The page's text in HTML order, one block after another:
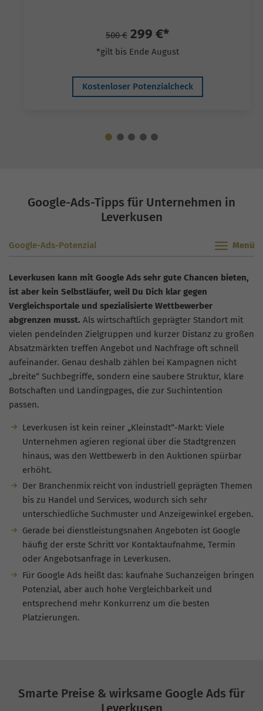
500 € 299 €*
*gilt bis Ende August
Kostenloser Potenzialcheck
Google-Ads-Tipps für Unternehmen in
Leverkusen
Google-Ads-Potenzial
Leverkusen kann mit Google Ads sehr gute Chancen bieten,
ist aber kein Selbstläufer, weil Du Dich klar gegen
Vergleichsportale und spezialisierte Wettbewerber
abgrenzen musst. Als wirtschaftlich geprägter Standort mit
vielen pendelnden Zielgruppen und kurzer Distanz zu großen
Absatzmärkten treffen Angebot und Nachfrage oft schnell
aufeinander. Genau deshalb zählen bei Kampagnen nicht
„breite“ Suchbegriffe, sondern eine saubere Struktur, klare
Botschaften und Landingpages, die zur Suchintention
passen.
Leverkusen ist kein reiner „Kleinstadt“-Markt: Viele
Unternehmen agieren regional über die Stadtgrenzen
hinaus, was den Wettbewerb in den Auktionen spürbar
erhöht.
Der Branchenmix reicht von industriell geprägten Themen
bis zu Handel und Services, wodurch sich sehr
unterschiedliche Suchmuster und Anzeigewinkel ergeben.
Gerade bei dienstleistungsnahen Angeboten ist Google
häufig der erste Schritt vor Kontaktaufnahme, Termin
oder Angebotsanfrage in Leverkusen.
Für Google Ads heißt das: kaufnahe Suchanzeigen bringen
Potenzial, aber auch hohe Vergleichbarkeit und
entsprechend mehr Konkurrenz um die besten
Platzierungen.
Smarte Preise & wirksame Google Ads für
Leverkusen